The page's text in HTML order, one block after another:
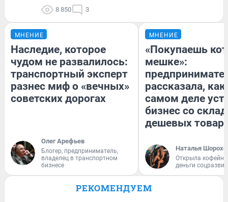
8 850 3
МНЕНИЕ
Наследие, которое
чудом не развалилось:
транспортный эксперт
разнес миф о «вечных»
советских дорогах
Олег Арефьев
Блогер, предприниматель,
владелец в транспортном
бизнесе
МНЕНИЕ
«Покупаешь
мешке»:
рассказала, как
самом деле
бизнес со
дешевых
Наталья
Открыла
деньги
РЕКОМЕНДУЕМ